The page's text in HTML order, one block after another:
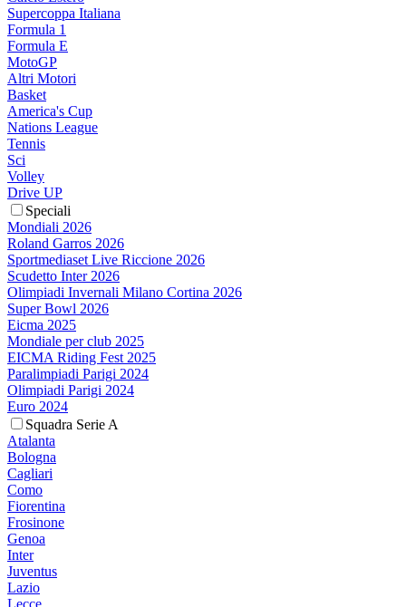
Supercoppa Italiana
Formula 1
Formula E
MotoGP
Altri Motori
Basket
America's Cup
Nations League
Tennis
Sci
Volley
Drive UP
Speciali
Mondiali 2026
Roland Garros 2026
Sportmediaset Live Riccione 2026
Scudetto Inter 2026
Olimpiadi Invernali Milano Cortina 2026
Super Bowl 2026
Eicma 2025
Mondiale per club 2025
EICMA Riding Fest 2025
Paralimpiadi Parigi 2024
Olimpiadi Parigi 2024
Euro 2024
Squadra Serie A
Atalanta
Bologna
Cagliari
Como
Fiorentina
Frosinone
Genoa
Inter
Juventus
Lazio